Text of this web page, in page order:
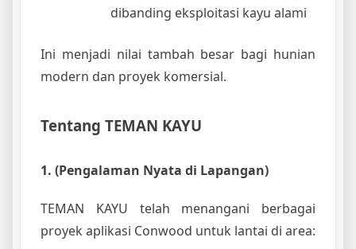
dibanding eksploitasi kayu alami
Ini menjadi nilai tambah besar bagi hunian
modern dan proyek komersial.
Tentang TEMAN KAYU
1. (Pengalaman Nyata di Lapangan)
TEMAN KAYU telah menangani berbagai
proyek aplikasi Conwood untuk lantai di area: